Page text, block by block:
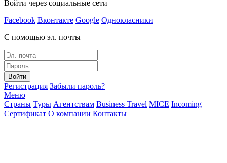
Войти через социальные сети
Facebook Вконтакте Google Однокласники
С помощью эл. почты
Войти
Регистрация Забыли пароль?
Меню
Страны Туры Агентствам Business Travel MICE Incoming
Сертификат О компании Контакты